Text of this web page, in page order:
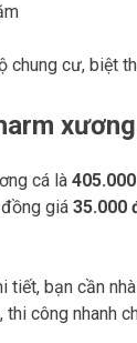
chung cư, biệt
cá là 405
giá 35.000
tiết, bạn cần
công nhanh